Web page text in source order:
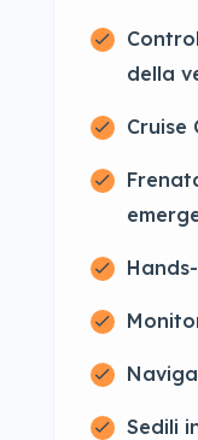
della
Cruise
Sedili